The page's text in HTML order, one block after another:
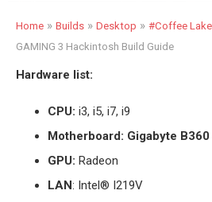
Home » Builds » Desktop » #Coffee Lake
GAMING 3 Hackintosh Build Guide
Hardware list:
CPU: i3, i5, i7, i9
Motherboard: Gigabyte B360
GPU: Radeon
LAN: Intel® I219V